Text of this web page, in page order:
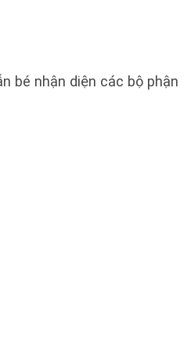
bé nhận diện các bộ phận